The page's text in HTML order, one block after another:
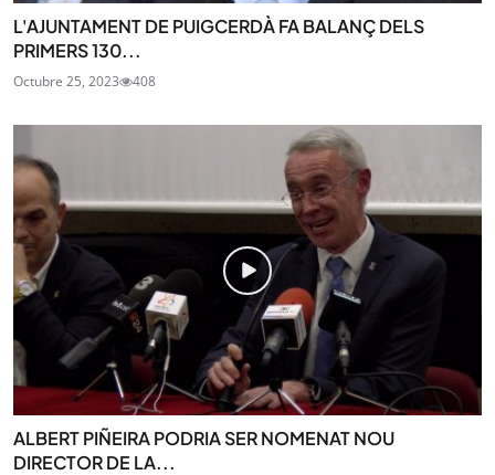
L'AJUNTAMENT DE PUIGCERDÀ FA BALANÇ DELS
PRIMERS 130...
Octubre 25, 2023 408
ALBERT PIÑEIRA PODRIA SER NOMENAT NOU
DIRECTOR DE LA...